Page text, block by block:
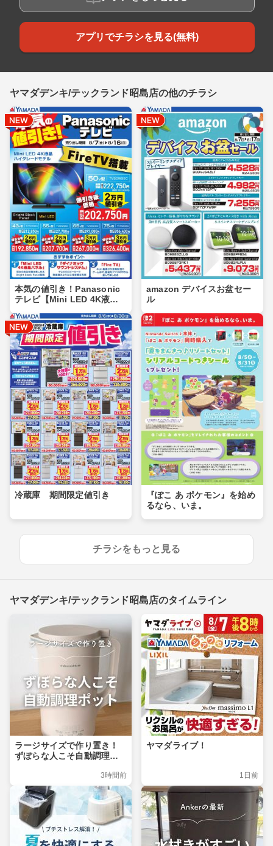
アプリでチラシを見る(無料)
ヤマダデンキ/テックランド昭島店の他のチラシ
本気の値引き！Panasonic
テレビ【Mini LED 4K液
amazon デバイスお盆セー
ル
冷蔵庫 期間限定値引き
『ぽこ あ ポケモン』を始め
るなら、いま。
チラシをもっと見る
ヤマダデンキ/テックランド昭島店のタイムライン
ラージサイズで作り置き！
ずぼらな人こそ自動調理ポ
3時間前
ヤマダライブ！
1日前